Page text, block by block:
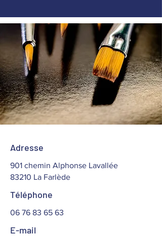
Adresse
901 chemin Alphonse Lavallée
83210 La Farlède
Téléphone
06 76 83 65 63
E-mail